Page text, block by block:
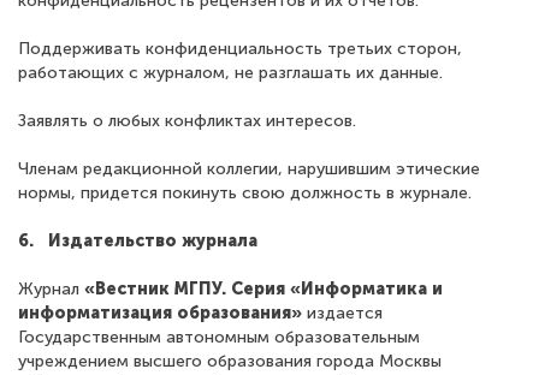
Поддерживать конфиденциальность третьих сторон,
работающих с журналом, не разглашать их данные.
Заявлять о любых конфликтах интересов.
Членам редакционной коллегии, нарушившим этические
нормы, придется покинуть свою должность в журнале.
6. Издательство журнала
Журнал «Вестник МГПУ. Серия «Информатика и
информатизация образования» издается
Государственным автономным образовательным
учреждением высшего образования города Москвы